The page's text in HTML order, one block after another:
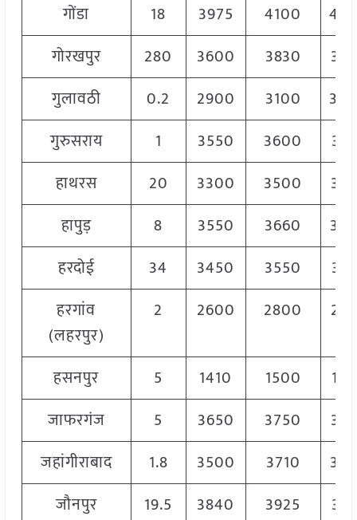
गोंडा
18 3975 4100
गोरखपुर
280 3600 3830
गुलावठी
0.2 2900 3100
गुरुसराय
1 3550 3600
हाथरस
20 3300 3500
हापुड़
8 3550 3660
हरदोई
34 3450 3550
हरगांव
(लहरपुर)
2 2600 2800
हसनपुर 5 1410 1500
जाफरगंज
5 3650 3750
जहांगीराबाद
1.8 3500 3710
जौनपुर
19.5 3840 3925